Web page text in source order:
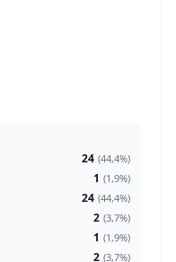
24 (44,4%)
1 (1,9%)
24 (44,4%)
2 (3,7%)
1 (1,9%)
2 (3,7%)